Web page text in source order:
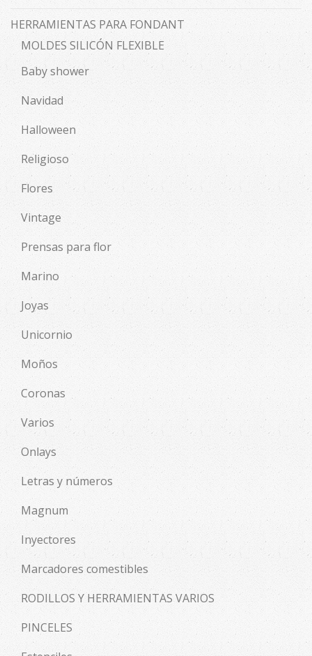
HERRAMIENTAS PARA FONDANT
MOLDES SILICÓN FLEXIBLE
Baby shower
Navidad
Halloween
Religioso
Flores
Vintage
Prensas para flor
Marino
Joyas
Unicornio
Moños
Coronas
Varios
Onlays
Letras y números
Magnum
Inyectores
Marcadores comestibles
RODILLOS Y HERRAMIENTAS VARIOS
PINCELES